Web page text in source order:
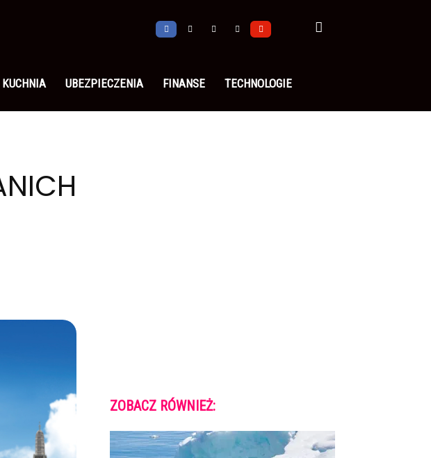
KUCHNIA UBEZPIECZENIA FINANSE TECHNOLOGIE
ZOBACZ RÓWNIEŻ: